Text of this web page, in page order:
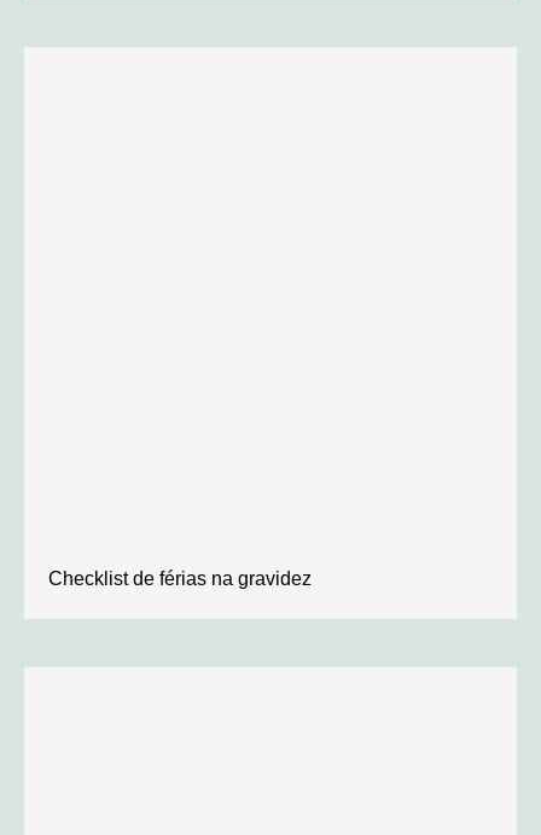
Checklist de férias na gravidez